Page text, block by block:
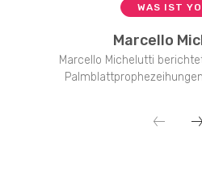
WAS IST
Marcello
Marcello Michelutti